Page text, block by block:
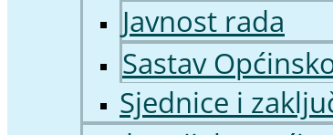
Javnost rada
Sastav
Sjednice i